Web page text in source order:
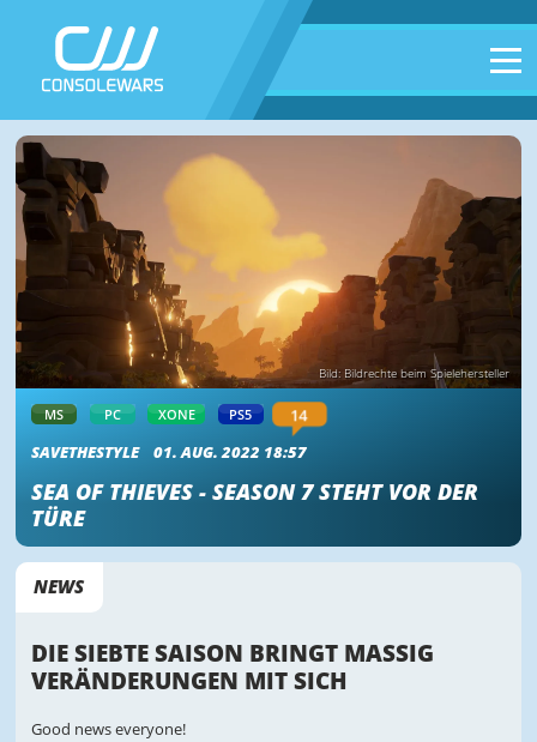
Bild: Bildrechte beim Spielehersteller
MS PC XONE PS5 14
SAVETHESTYLE 01. AUG. 2022 18:57
SEA OF THIEVES - SEASON 7 STEHT VOR DER
TÜRE
NEWS
DIE SIEBTE SAISON BRINGT MASSIG
VERÄNDERUNGEN MIT SICH
Good news everyone!